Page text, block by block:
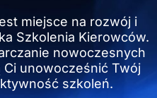
miejsce na rozwój i
Szkolenia Kierowców.
nowoczesnych
unowocześnić Twój
szkoleń.